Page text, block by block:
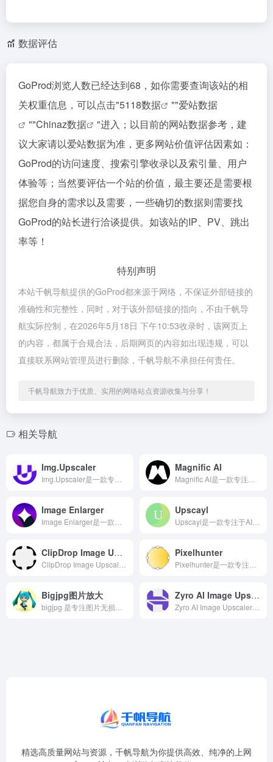
数据评估
GoProd浏览人数已经达到68，如你需要查询该站的相
关权重信息，可以点击"5118数据 ""爱站数据
""Chinaz数据
"进入；以目前的网站数据参考，建
议大家请以爱站数据为准，更多网站价值评估因素如：
GoProd的访问速度、搜索引擎收录以及索引量、用户
体验等；当然要评估一个站的价值，最主要还是需要根
据您自身的需求以及需要，一些确切的数据则需要找
GoProd的站长进行洽谈提供。如该站的IP、PV、跳出
率等！
特别声明
本站千帆导航提供的GoProd都来源于网络，不保证外部链接的
准确性和完整性，同时，对于该外部链接的指向，不由千帆导
航实际控制，在2026年5月18日 下午10:53收录时，该网页上
的内容，都属于合规合法，后期网页的内容如出现违规，可以
直接联系网站管理员进行删除，千帆导航不承担任何责任。
千帆导航致力于优质、实用的网络站点资源收集与分享！
相关导航
Img.Upscaler Magnific AI
Image Enlarger Upscayl
ClipDrop Image Upscaler Pixelhunter
Bigjpg图片放大 Zyro AI Image Upscaler
精选高质量网站与资源，千帆导航为你提供高效、纯净的上网